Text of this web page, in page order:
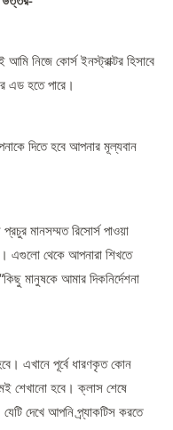
নিজে কোর্স ইনস্ট্রাক্টর হিসাবে
এড হতে পারে।
দিতে হবে আপনার মূল্যবান
মানসম্মত রিসোর্স পাওয়া
এগুলো থেকে আপনারা শিখতে
মানুষকে আমার দিকনির্দেশনা
এখানে পূর্বে ধারণকৃত কোন
শেখানো হবে। ক্লাস শেষে
দেখে আপনি প্র্যাকটিস করতে